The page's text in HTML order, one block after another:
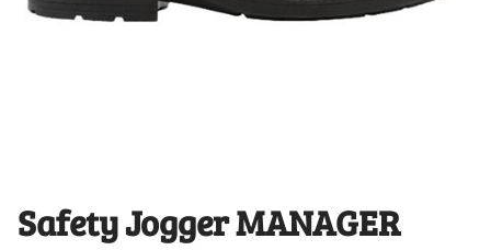
Safety Jogger MANAGER